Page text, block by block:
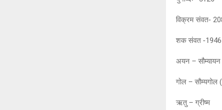
विक्रम संवत-
शक संवत -1946
अयन – सौम्यायन
गोल – सौम्यगोल
ऋतु – ग्रीष्म